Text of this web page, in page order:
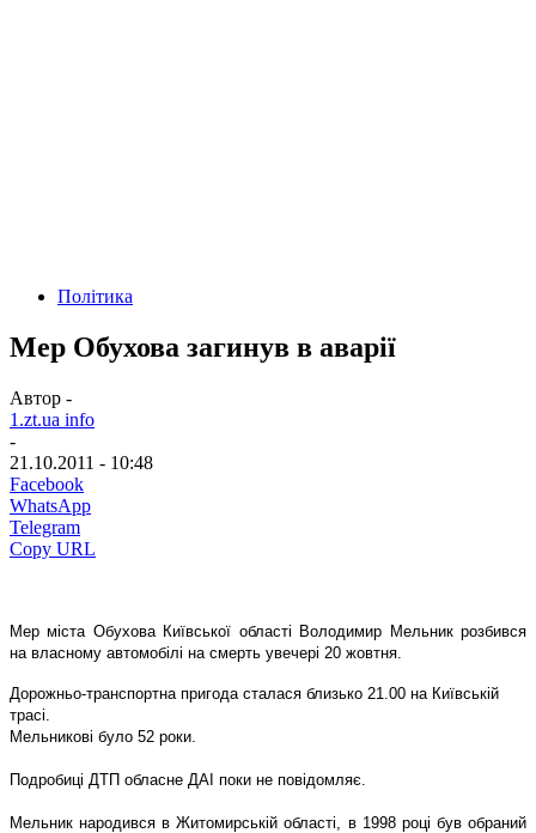
Політика
Мер Обухова загинув в аварії
Автор -
1.zt.ua info
-
21.10.2011 - 10:48
Facebook
WhatsApp
Telegram
Copy URL
Мер міста Обухова Київської області Володимир Мельник розбився
на власному автомобілі на смерть увечері 20 жовтня.
Дорожньо-транспортна пригода сталася близько 21.00 на Київській
трасі.
Мельникові було 52 роки.
Подробиці ДТП обласне ДАІ поки не повідомляє.
Мельник народився в Житомирській області, в 1998 році був обраний